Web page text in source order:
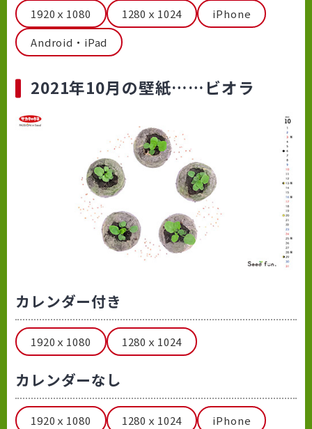
1920ｘ1080 1280ｘ1024
iPhone
Android・iPad
2021年10月の壁紙……ビオラ
カレンダー付き
1920ｘ1080 1280ｘ1024
カレンダーなし
1920ｘ1080 1280ｘ1024
iPhone